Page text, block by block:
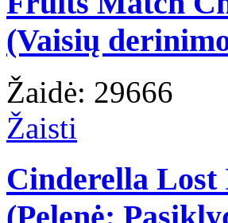
(Vaisių
Žaidė: 29666
Žaisti
Cinderella